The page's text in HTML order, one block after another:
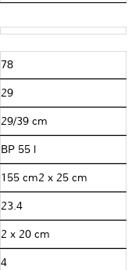
78
29
29/39 cm
BP 55 l
155 cm2 x 25 cm
23.4
2 x 20 cm
4